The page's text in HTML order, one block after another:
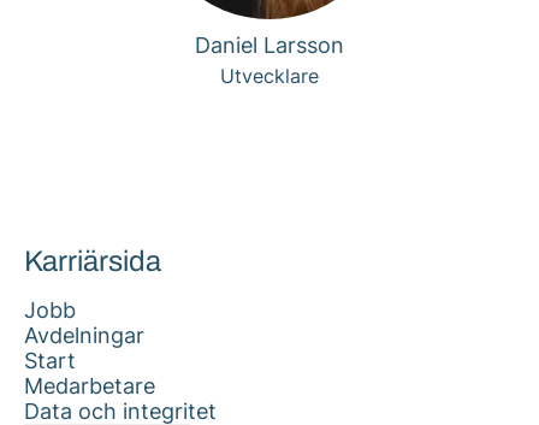
Daniel Larsson
Utvecklare
Karriärsida
Jobb
Avdelningar
Start
Medarbetare
Data och integritet